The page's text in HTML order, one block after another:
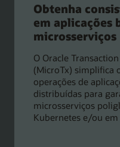
Obtenha
em aplicações
microsserviços
O Oracle
(MicroTx) simplifica
operações de
distribuídas para
microsserviços
Kubernetes e/ou